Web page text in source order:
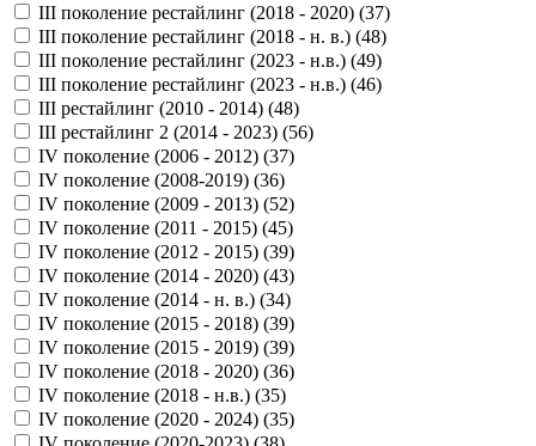
III поколение рестайлинг (2018 - 2020) (37)
III поколение рестайлинг (2018 - н. в.) (48)
III поколение рестайлинг (2023 - н.в.) (49)
III поколение рестайлинг (2023 - н.в.) (46)
III рестайлинг (2010 - 2014) (48)
III рестайлинг 2 (2014 - 2023) (56)
IV поколение (2006 - 2012) (37)
IV поколение (2008-2019) (36)
IV поколение (2009 - 2013) (52)
IV поколение (2011 - 2015) (45)
IV поколение (2012 - 2015) (39)
IV поколение (2014 - 2020) (43)
IV поколение (2014 - н. в.) (34)
IV поколение (2015 - 2018) (39)
IV поколение (2015 - 2019) (39)
IV поколение (2018 - 2020) (36)
IV поколение (2018 - н.в.) (35)
IV поколение (2020 - 2024) (35)